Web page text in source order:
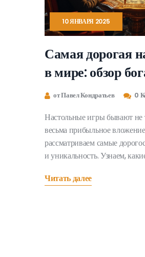
10 ЯНВАРЯ 2025
Самая дорогая
в мире: обзор
популярности
от Павел Кондратьев 0
Настольные игры бывают не
весьма прибыльное
рассматриваем самые
и уникальность. Узнаем,
вызывают такой интерес.
Читать далее